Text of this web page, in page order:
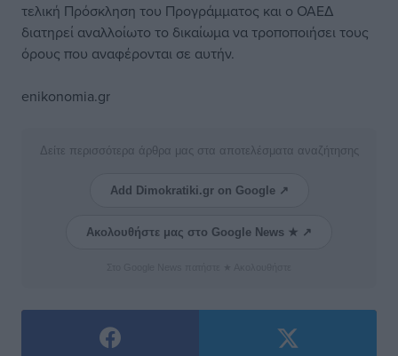
τελική Πρόσκληση του Προγράμματος και ο ΟΑΕΔ
διατηρεί αναλλοίωτο το δικαίωμα να τροποποιήσει τους
όρους που αναφέρονται σε αυτήν.
enikonomia.gr
Δείτε περισσότερα άρθρα μας στα αποτελέσματα αναζήτησης
Add Dimokratiki.gr on Google ↗
Ακολουθήστε μας στο Google News ★ ↗